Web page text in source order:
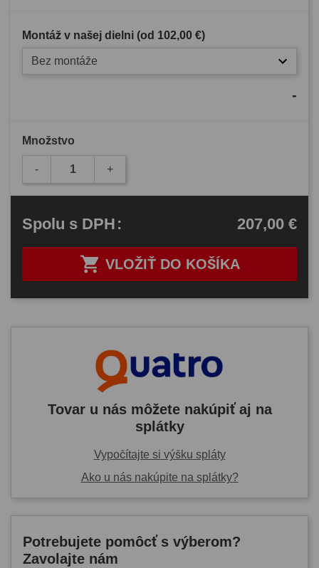
Montáž v našej dielni (od 102,00 €)
Bez montáže
-
Množstvo
- +
 VLOŽIŤ DO KOŠÍKA
Spolu s DPH: 207,00 €
Tovar u nás môžete nakúpiť aj na
splátky
Vypočítajte si výšku spláty
Ako u nás nakúpite na splátky?
Potrebujete pomôcť s výberom?
Zavolajte nám